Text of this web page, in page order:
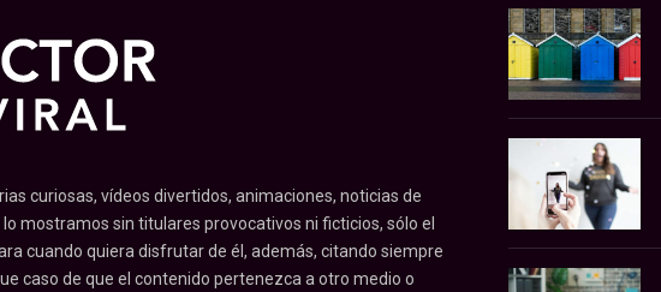
curiosas, vídeos divertidos, animaciones, noticias de
mostramos sin titulares provocativos ni ficticios, sólo el
cuando quiera disfrutar de él, además, citando siempre
caso de que el contenido pertenezca a otro medio o